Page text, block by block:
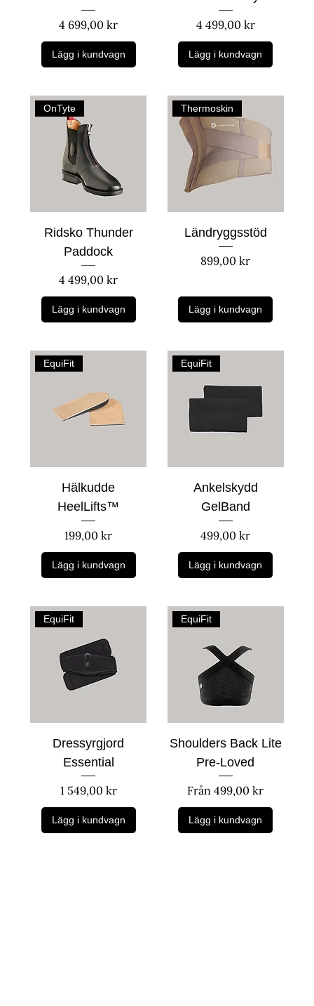
Pris
4 699,00 kr
Lägg i kundvagn
Pris
4 499,00 kr
Lägg i kundvagn
OnTyte
Ridsko Thunder
Paddock
Pris
4 499,00 kr
Lägg i kundvagn
Thermoskin
Ländryggsstöd
Pris
899,00 kr
Lägg i kundvagn
EquiFit
Hälkudde
HeelLifts™
Pris
199,00 kr
Lägg i kundvagn
EquiFit
Ankelskydd
GelBand
Pris
499,00 kr
Lägg i kundvagn
EquiFit
Dressyrgjord
Essential
Pris
1 549,00 kr
Lägg i kundvagn
EquiFit
Shoulders Back Lite
Pre-Loved
Från499,00 kr
Reapris
Lägg i kundvagn